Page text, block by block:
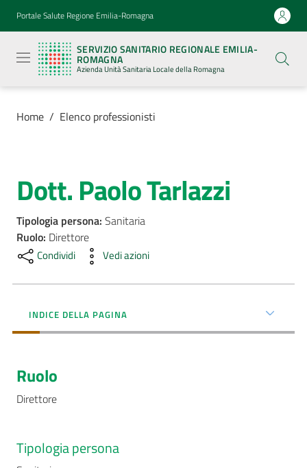
Vai al contenuto
Vai alla navigazione
Vai al footer
Portale Salute Regione Emilia-Romagna
SERVIZIO SANITARIO REGIONALE EMILIA-
ROMAGNA
Azienda Unità Sanitaria Locale della Romagna
Sanitario
Regionale
Emilia-
Romagna
Azienda
Sanitaria
Locale della
Azienda
Servizi
Luoghi
di
AUSL
Carta
Home / Elenco professionisti
Salta al contenuto
Dott. Paolo Tarlazzi
Tipologia persona: Sanitaria
Ruolo: Direttore
Condividi Vedi azioni
INDICE DELLA PAGINA
Ruolo
Direttore
Tipologia persona